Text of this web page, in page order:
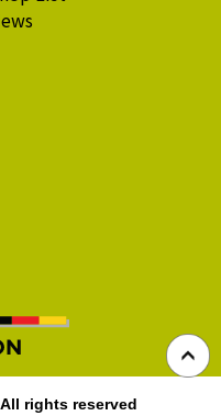
rights reserved